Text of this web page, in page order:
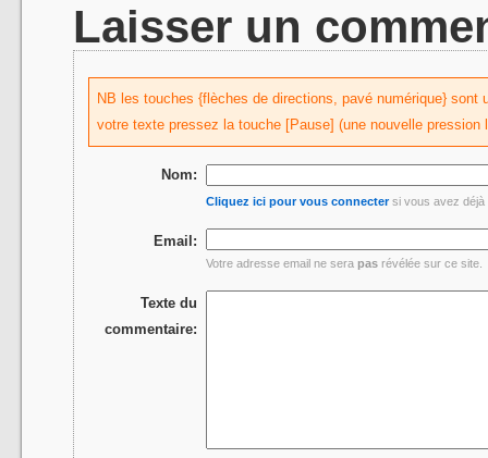
Laisser un
NB les touches {flèches de directions, pavé numérique}
votre texte pressez la touche [Pause] (une nouvelle pression
Nom:
Cliquez ici pour vous connectersi vous avez déjà
Email:
Votre adresse email ne serapas révélée sur ce site.
Texte du
commentaire: